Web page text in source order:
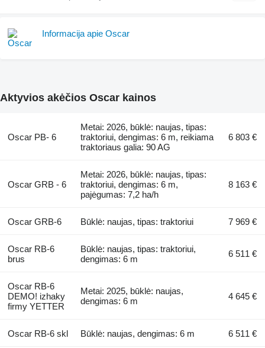
Informacija apie Oscar
Aktyvios akėčios Oscar kainos
Oscar PB- 6
Metai: 2026, būklė: naujas, tipas:
traktoriui, dengimas: 6 m, reikiama
traktoriaus galia: 90 AG
6 803 €
Oscar GRB - 6
Metai: 2026, būklė: naujas, tipas:
traktoriui, dengimas: 6 m,
pajėgumas: 7,2 ha/h
8 163 €
Oscar GRB-6 Būklė: naujas, tipas: traktoriui 7 969 €
Oscar RB-6
brus
Būklė: naujas, tipas: traktoriui,
dengimas: 6 m
6 511 €
Oscar RB-6
DEMO! izhaky
firmy YETTER
Metai: 2025, būklė: naujas,
dengimas: 6 m
4 645 €
Oscar RB-6 skl Būklė: naujas, dengimas: 6 m 6 511 €